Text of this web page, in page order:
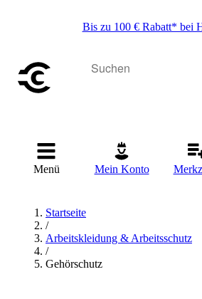
Bis zu 100 € Rabatt* bei
Menü Mein Konto
Startseite
/
Arbeitskleidung & Arbeitsschutz
/
Gehörschutz